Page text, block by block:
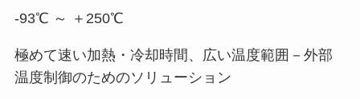
-93℃ ～ ＋250℃
極めて速い加熱・冷却時間、広い温度範囲－外部
温度制御のためのソリューション